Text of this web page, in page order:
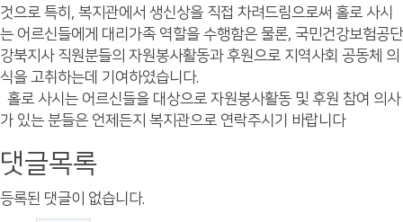
것으로 특히, 복지관에서 생신상을 직접 차려드림으로써 홀로 사시
는 어르신들에게 대리가족 역할을 수행함은 물론, 국민건강보험공단
강북지사 직원분들의 자원봉사활동과 후원으로 지역사회 공동체 의
식을 고취하는데 기여하였습니다.
홀로 사시는 어르신들을 대상으로 자원봉사활동 및 후원 참여 의사
가 있는 분들은 언제든지 복지관으로 연락주시기 바랍니다
댓글목록
등록된 댓글이 없습니다.